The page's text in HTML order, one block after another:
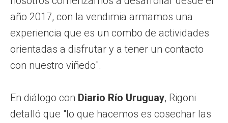
año 2017, con la vendimia armamos una
experiencia que es un combo de actividades
orientadas a disfrutar y a tener un contacto
con nuestro viñedo".
En diálogo con Diario Río Uruguay, Rigoni
detalló que "lo que hacemos es cosechar las